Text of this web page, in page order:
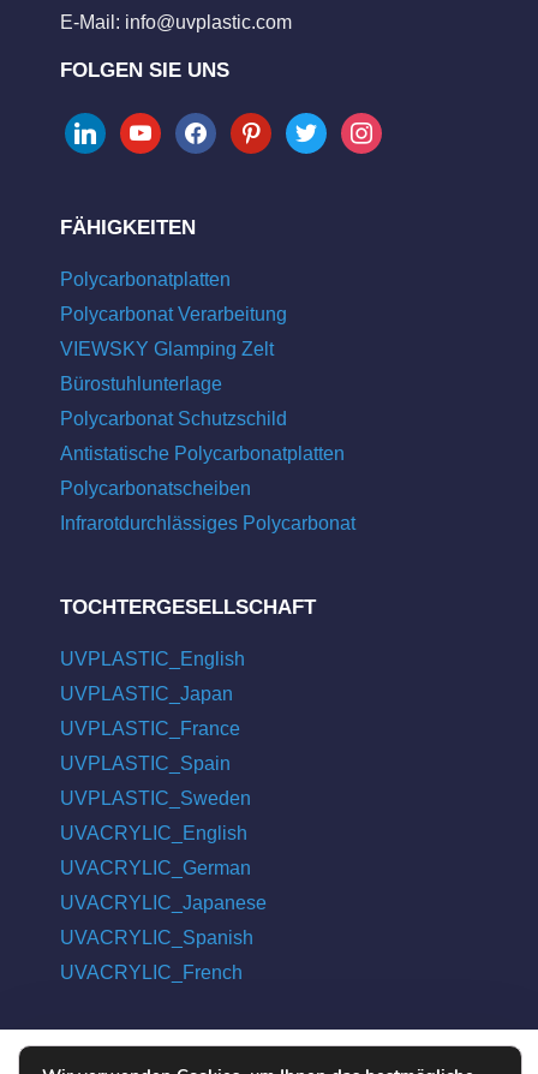
E-Mail: info@uvplastic.com
FOLGEN SIE UNS
linkedinyoutubefacebookpinteresttwitter instagram
FÄHIGKEITEN
Polycarbonatplatten
Polycarbonat Verarbeitung
VIEWSKY Glamping Zelt
Bürostuhlunterlage
Polycarbonat Schutzschild
Antistatische Polycarbonatplatten
Polycarbonatscheiben
Infrarotdurchlässiges Polycarbonat
TOCHTERGESELLSCHAFT
UVPLASTIC_English
UVPLASTIC_Japan
UVPLASTIC_France
UVPLASTIC_Spain
UVPLASTIC_Sweden
UVACRYLIC_English
UVACRYLIC_German
UVACRYLIC_Japanese
UVACRYLIC_Spanish
UVACRYLIC_French